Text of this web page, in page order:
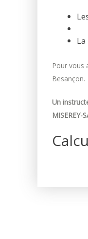
Pour vous
Besançon.
Un
MISEREY-